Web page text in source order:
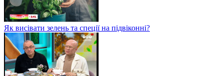
Як висівати зелень та спеції на підвіконні?